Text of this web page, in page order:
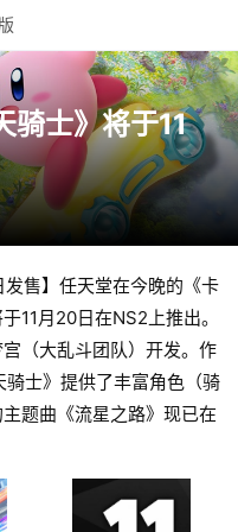
骑士》将于11
发售】任天堂在今晚的《卡
11月20日在NS2上推出。
（大乱斗团队）开发。作
士》提供了丰富角色（骑
题曲《流星之路》现已在